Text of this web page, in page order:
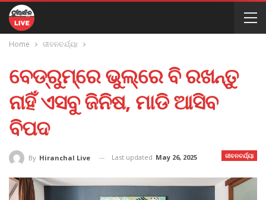
Home ଜୀବନଚର୍ଯ୍ୟା
ବେଡ୍‌ରୁମ୍‌ରେ ଭୁଲ୍‌ରେ ବି ରଖନ୍ତୁ
ନାହିଁ ଏସବୁ ଜିନିଷ, ମାଡି ଆସିବ
ବିପଦ
ଜୀବନଚର୍ଯ୍ୟା
By Hiranchal Live Last updated May 26, 2025